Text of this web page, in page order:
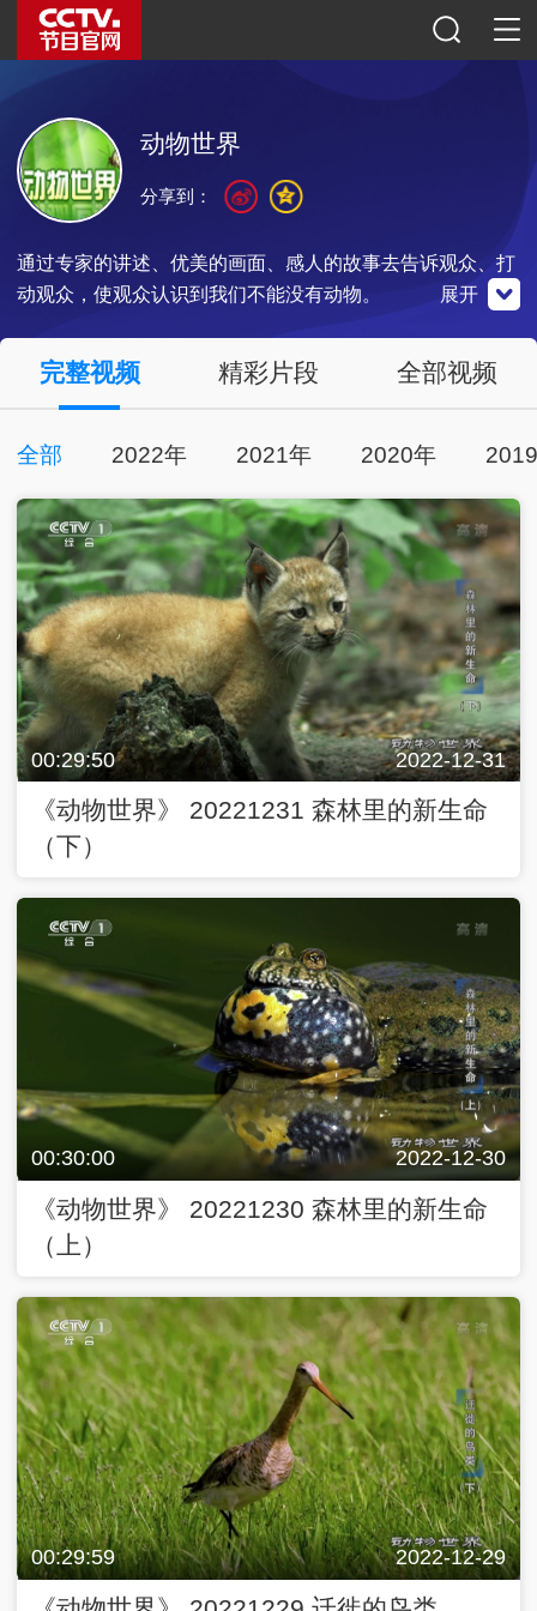
动物世界
通过专家的讲述、优美的画面、感人的故事去告诉观众、打
动观众，使观众认识到我们不能没有动物。
央视影音
点击下载
展开
分享到：
完整视频 精彩片段 全部视频
全部 2022年 2021年 2020年
00:29:50 2022-12-31
《动物世界》 20221231 森林里的新生命
（下）
00:30:00 2022-12-30
《动物世界》 20221230 森林里的新生命
（上）
00:29:59 2022-12-29